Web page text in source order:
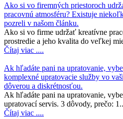
Ako si vo firemných priestoroch
pracovnú atmosféru? Existuje
pozreli v našom článku.
Ako si vo firme udržať kreatívne
prostredie a jeho kvalita do veľkej
Čítaj viac ....
Ak hľadáte pani na upratovanie,
komplexné upratovacie služby vo
dôverou a diskrétnosťou.
Ak hľadáte pani na upratovanie,
upratovací servis. 3 dôvody, prečo:
Čítaj viac ....